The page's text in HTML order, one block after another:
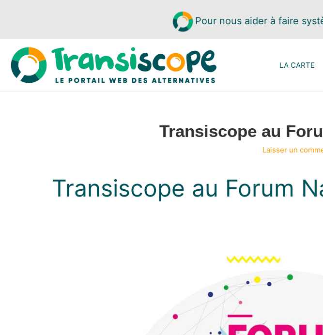
Pour nous aider à faire
LA CARTE
Transiscope au
Laisser un
Transiscope au Forum